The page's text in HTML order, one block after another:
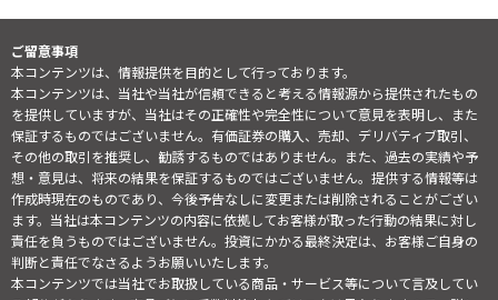
ご留意事項
本コンテンツは、情報提供を目的として行っております。
本コンテンツは、当社や当社が信頼できると考える情報源から提供されたもの
を提供していますが、当社はその正確性や完全性について意見を表明し、また
保証するものではございません。有価証券の購入、売却、デリバティブ取引、
その他の取引を推奨し、勧誘するものではありません。また、過去の実績や予
想・意見は、将来の結果を保証するものではございません。提供する情報等は
作成時現在のものであり、今後予告なしに変更または削除されることがござい
ます。当社は本コンテンツの内容に依拠してお客様が取った行動の結果に対し
責任を負うものではございません。投資にかかる最終決定は、お客様ご自身の
判断と責任でなさるようお願いいたします。
本コンテンツでは当社でお取扱している商品・サービス等について言及してい